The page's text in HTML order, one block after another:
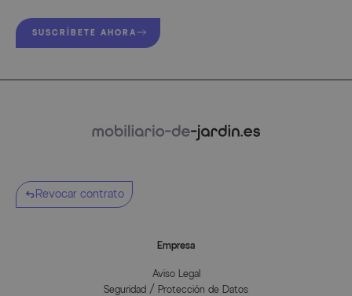
MÁS INFORMACIÓN AQUÍ
SUSCRÍBETE AHORA
Revocar contrato
Empresa
Aviso Legal
Seguridad / Protección de Datos